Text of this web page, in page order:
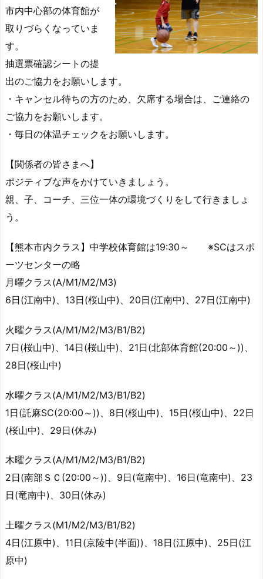
市内中心部の体育館が
取りづらくなっていま
す。
抽選票確認シートの提
出のご協力をお願いします。
・キャンセル待ちの方のため、欠席する場合は、ご連絡の
ご協力をお願いします。
・毎日の体温チェックをお願いします。
【関係者の皆さまへ】
ポジティブな声をかけていきましょう。
親、子、コーチ、三位一体の環境づくりをして行きましょ
う。
【熊本市内クラス】中学校体育館は19:30～ ※SCはスポ
ーツセンターの略
月曜クラス(A/M1/M2/M3)
6日(江南中)、13日(桜山中)、20日(江南中)、27日(江南中)
火曜クラス(A/M1/M2/M3/B1/B2)
7日(桜山中)、14日(桜山中)、21日(北部体育館(20:00～))、
28日(桜山中)
水曜クラス(A/M1/M2/M3/B1/B2)
1日(託麻SC(20:00～))、8日(桜山中)、15日(桜山中)、22日
(桜山中)、29日(休み)
木曜クラス(A/M1/M2/M3/B1/B2)
2日(南部ＳＣ(20:00～))、9日(竜南中)、16日(竜南中)、23
日(竜南中)、30日(休み)
土曜クラス(M1/M2/M3/B1/B2)
4日(江原中)、11日(京陵中(半面))、18日(江原中)、25日(江
原中)